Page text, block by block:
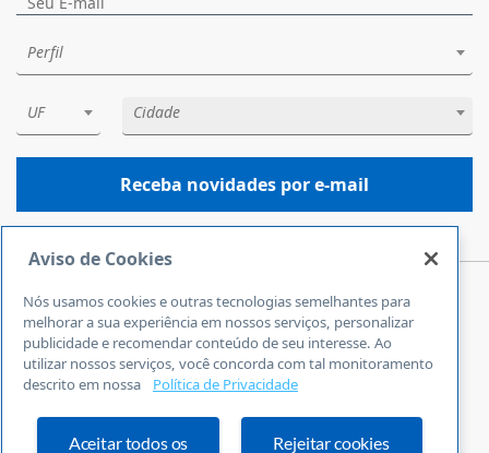
Central de Atendimento
0800 570 0800
24 horas por dia
Fale Conosco
Ouvidoria
Perfil
UF Cidade
Receba novidades por e-mail
Aviso de Cookies
Nós usamos cookies e outras tecnologias semelhantes para
melhorar a sua experiência em nossos serviços, personalizar
publicidade e recomendar conteúdo de seu interesse. Ao
utilizar nossos serviços, você concorda com tal monitoramento
descrito em nossa
Política de Privacidade
Aceitar todos os Rejeitar cookies